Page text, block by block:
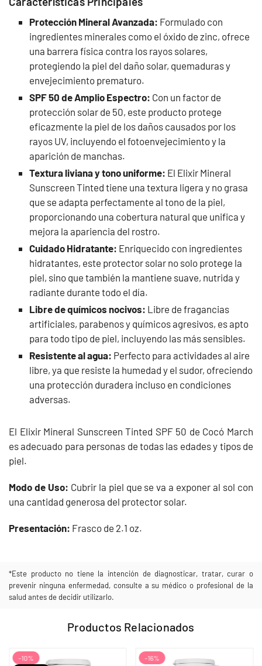
Protección Mineral Avanzada: Formulado con
ingredientes minerales como el óxido de zinc, ofrece
una barrera física contra los rayos solares,
protegiendo la piel del daño solar, quemaduras y
envejecimiento prematuro.
SPF 50 de Amplio Espectro: Con un factor de
protección solar de 50, este producto protege
eficazmente la piel de los daños causados por los
rayos UV, incluyendo el fotoenvejecimiento y la
aparición de manchas.
Textura liviana y tono uniforme: El Elixir Mineral
Sunscreen Tinted tiene una textura ligera y no grasa
que se adapta perfectamente al tono de la piel,
proporcionando una cobertura natural que unifica y
mejora la apariencia del rostro.
Cuidado Hidratante: Enriquecido con ingredientes
hidratantes, este protector solar no solo protege la
piel, sino que también la mantiene suave, nutrida y
radiante durante todo el día.
Libre de químicos nocivos: Libre de fragancias
artificiales, parabenos y químicos agresivos, es apto
para todo tipo de piel, incluyendo las más sensibles.
Resistente al agua: Perfecto para actividades al aire
libre, ya que resiste la humedad y el sudor, ofreciendo
una protección duradera incluso en condiciones
adversas.
El Elixir Mineral Sunscreen Tinted SPF 50 de Cocó March
es adecuado para personas de todas las edades y tipos de
piel.
Modo de Uso: Cubrir la piel que se va a exponer al sol con
una cantidad generosa del protector solar.
Presentación: Frasco de 2.1 oz.
*Este producto no tiene la intención de diagnosticar, tratar, curar o
prevenir ninguna enfermedad, consulte a su médico o profesional de la
salud antes de decidir utilizarlo.
Productos Relacionados
-10%
-16%